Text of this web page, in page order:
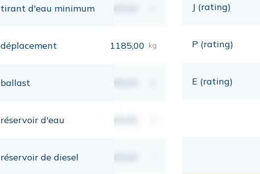
tirant d'eau minimum 00,00
déplacement 1185,00 kg
ballast 00,00
réservoir d'eau 00,00
réservoir de diesel 00,00
J (rating)
P (rating)
E (rating)